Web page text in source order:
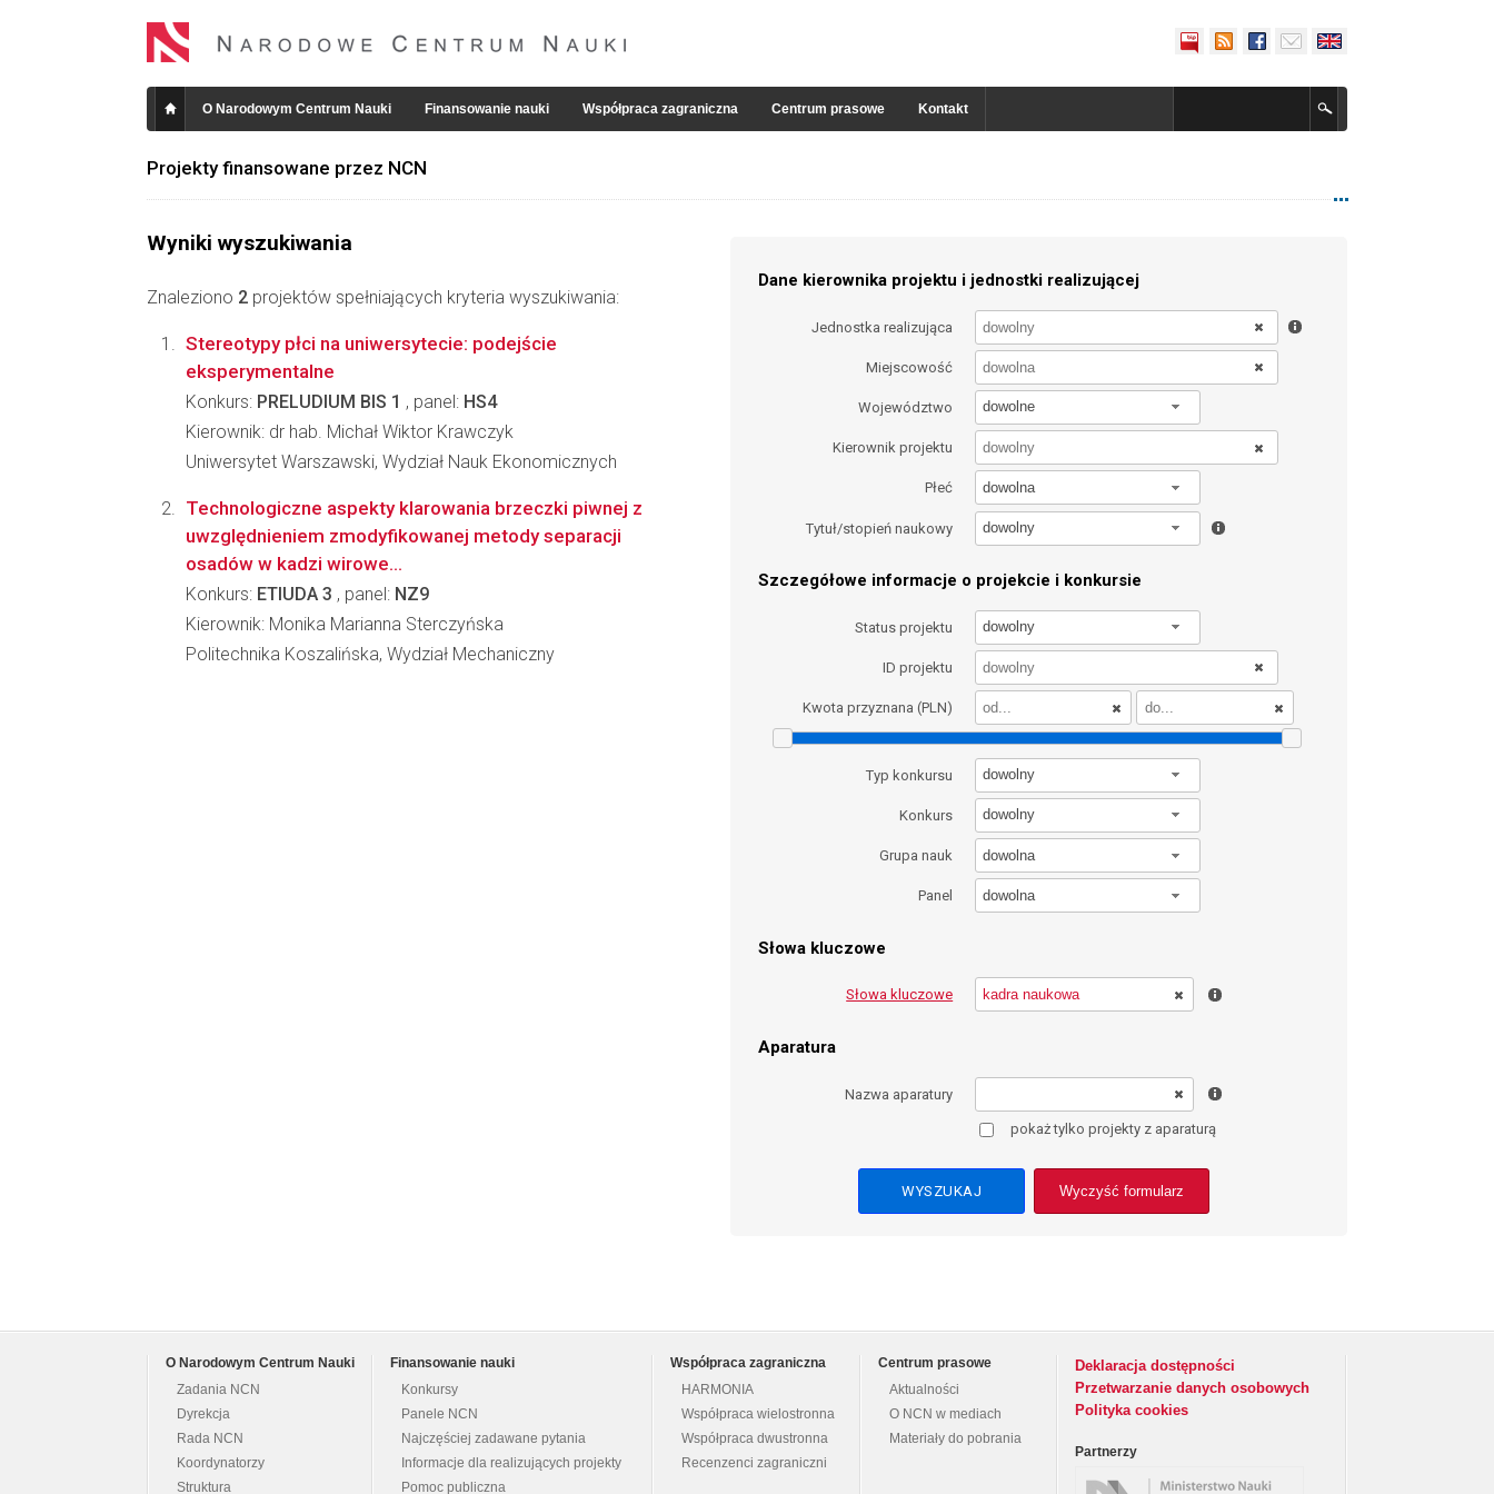
O Narodowym Centrum Nauki Finansowanie nauki Współpraca zagraniczna Centrum prasowe Kontakt
Projekty finansowane przez NCN
Wyniki wyszukiwania
Znaleziono 2 projektów spełniających kryteria wyszukiwania:
Dane kierownika projektu i jednostki realizującej
Jednostka realizująca
Miejscowość
Województwo dowolne
Kierownik projektu
Płeć dowolna
Tytuł/stopień naukowy dowolny
Szczegółowe informacje o projekcie i konkursie
Status projektu dowolny
ID projektu
Kwota przyznana (PLN)
Typ konkursu dowolny
Konkurs dowolny
Grupa nauk dowolna
Panel dowolna
Słowa kluczowe
Słowa kluczowe
Aparatura
Nazwa aparatury
pokaż tylko projekty z aparaturą
Wyczyść formularz
Stereotypy płci na uniwersytecie: podejście
eksperymentalne
Konkurs: PRELUDIUM BIS 1 , panel: HS4
Kierownik: dr hab. Michał Wiktor Krawczyk
Uniwersytet Warszawski, Wydział Nauk Ekonomicznych
Technologiczne aspekty klarowania brzeczki piwnej z
uwzględnieniem zmodyfikowanej metody separacji
osadów w kadzi wirowe...
Konkurs: ETIUDA 3 , panel: NZ9
Kierownik: Monika Marianna Sterczyńska
Politechnika Koszalińska, Wydział Mechaniczny
O Narodowym Centrum Nauki
Zadania NCN
Dyrekcja
Rada NCN
Koordynatorzy
Struktura
Finansowanie nauki
Konkursy
Panele NCN
Najczęściej zadawane pytania
Informacje dla realizujących projekty
Pomoc publiczna
Współpraca zagraniczna
HARMONIA
Współpraca wielostronna
Współpraca dwustronna
Recenzenci zagraniczni
Centrum prasowe
Aktualności
O NCN w mediach
Materiały do pobrania
Deklaracja dostępności
Przetwarzanie danych osobowych
Polityka cookies
Partnerzy